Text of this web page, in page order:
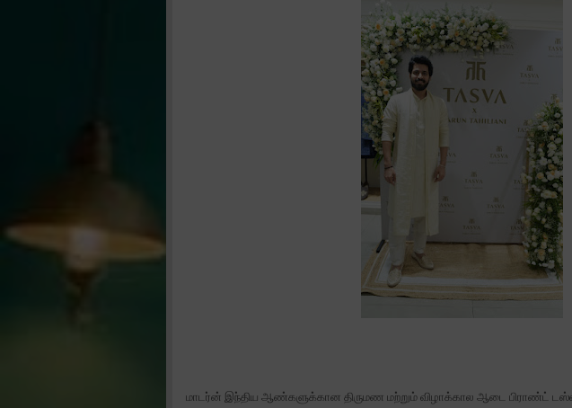
மாடர்ன் இந்திய ஆண்களுக்கான திருமண மற்றும் விழாக்கால ஆடை பிராண்ட் டஸ்வா